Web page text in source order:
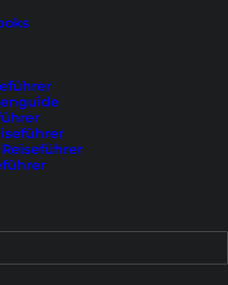
wie unsere Reisepässe! Wir
Mail nur, um dir die neuesten Infos
your Bag is zu schicken.
Du kannst dich jederzeit wieder
auch gefallen